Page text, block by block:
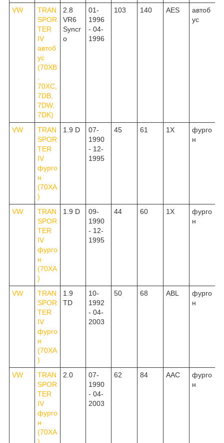
VW
TRAN
SPOR
TER
IV
автоб
ус
(70XB
70XC,
7DB,
7DW,
7DK)
2.8
VR6
Syncr
o
01-
1996
- 04-
1996
103 140 AES
автоб
ус
VW
TRAN
SPOR
TER
IV
фурго
н
(70XA
)
1.9 D
07-
1990
- 12-
1995
45 61 1X
фурго
н
VW
TRAN
SPOR
TER
IV
фурго
н
(70XA
)
1.9 D
09-
1990
- 12-
1995
44 60 1X
фурго
н
VW
TRAN
SPOR
TER
IV
фурго
н
(70XA
)
1.9
TD
10-
1992
- 04-
2003
50 68 ABL
фурго
н
VW
TRAN
SPOR
TER
IV
фурго
н
(70XA
)
2.0
07-
1990
- 04-
2003
62 84 AAC
фурго
н